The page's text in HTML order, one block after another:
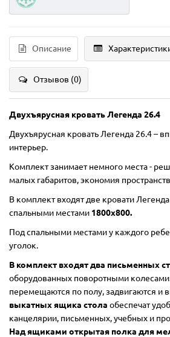
Описание
Отзывов (0)
Двухъярусная кровать Легенда 26.4
Двухъярусная кровать Легенда 26.4 –
интерьер.
Комплект занимает немного места -
малых габаритов, экономия
В комплект входят две кровати
спальными местами 1800х800.
Под спальными местами у каждого
уголок.
В комплект входят два письменных
оборудованных поворотными
перемещаются по полу, задвигаются и
выкатных ящика стола обеспечат
канцелярии, письменных, учебных и
Над ящиками открытая полка для